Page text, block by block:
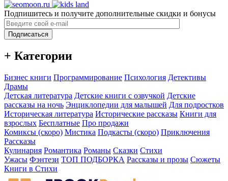
Подпишитесь и получите дополнительные скидки и бонусы
Подписаться
+ Категории
Бизнес книги Программирование Психология Детективы
Драмы
Детская литература Детские книги с озвучкой Детские
рассказы на ночь Энциклопедии для малышей Для подростков
Историческая литература Исторические рассказы Книги для
взрослых Бесплатные Про продажи
Комиксы (скоро) Мистика Подкасты (скоро) Приключения
Рассказы
Кулинария Романтика Романы Сказки Стихи
Ужасы Фэнтези ТОП ПОДБОРКА Рассказы и прозы Сюжеты
Книги в Стихи